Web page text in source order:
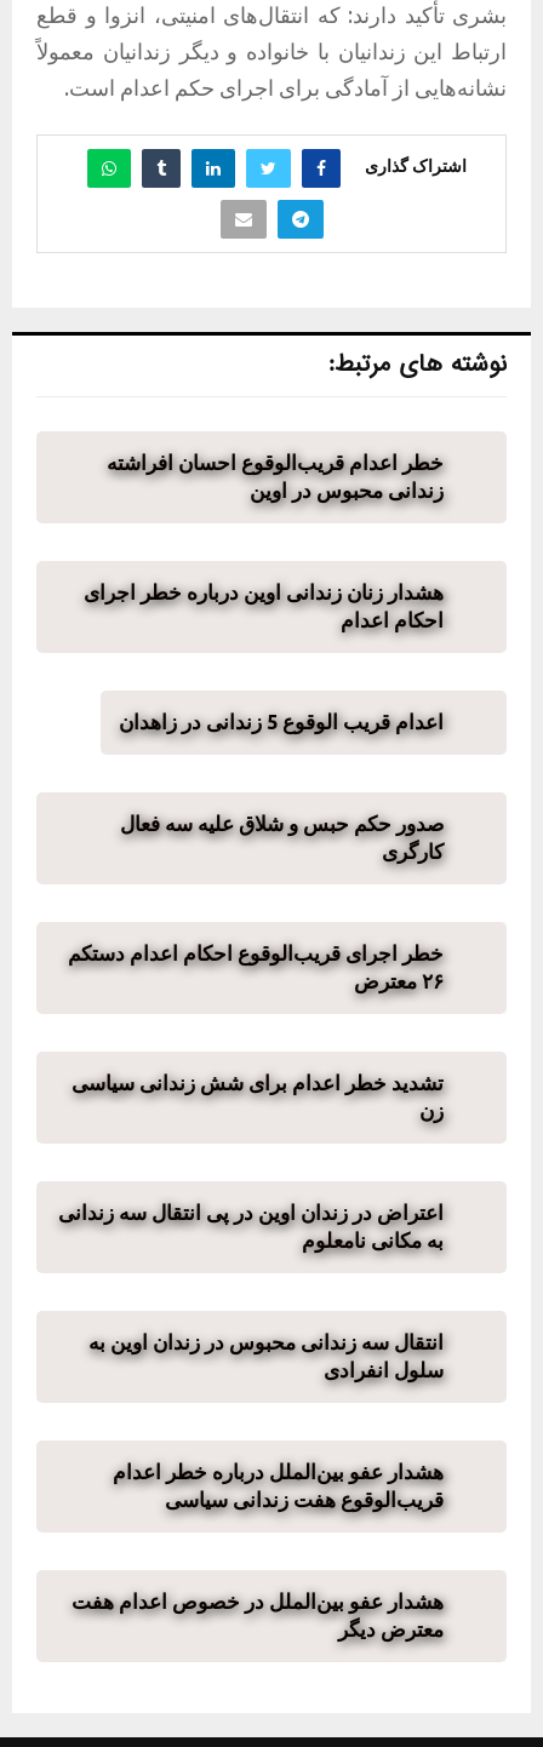
بشری تأکید دارند: که انتقال‌های امنیتی، انزوا و قطع
ارتباط این زندانیان با خانواده و دیگر زندانیان معمولاً
نشانه‌هایی از آمادگی برای اجرای حکم اعدام است.
اشتراک گذاری
نوشته های مرتبط:
خطر اعدام قریب‌الوقوع احسان افراشته
زندانی محبوس در اوین
هشدار زنان زندانی اوین درباره خطر اجرای
احکام اعدام
اعدام قریب الوقوع 5 زندانی در زاهدان
صدور حکم حبس و شلاق علیه سه فعال
کارگری
خطر اجرای قریب‌الوقوع احکام اعدام دستکم
۲۶ معترض
تشدید خطر اعدام برای شش زندانی سیاسی
زن
اعتراض در زندان اوین در پی انتقال سه زندانی
به مکانی نامعلوم
انتقال سه زندانی محبوس در زندان اوین به
سلول انفرادی
هشدار عفو بین‌الملل درباره خطر اعدام
قریب‌الوقوع هفت زندانی سیاسی
هشدار عفو بین‌الملل در خصوص اعدام هفت
معترض دیگر